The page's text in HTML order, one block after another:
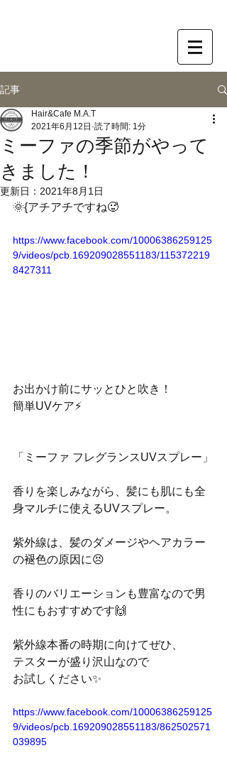
記事
ミーファの季節がやって
きました！
Hair&Cafe M.A.T
2021年6月12日 読了時間: 1分
更新日： 2021年8月1日
🌞﻿{アチアチですね🥵
https://www.facebook.com/10006386259125
9/videos/pcb.169209028551183/115372219
8427311
お出かけ前にサッとひと吹き！
簡単UVケア⚡️
「ミーファ フレグランスUVスプレー」﻿
香りを楽しみながら、髪にも肌にも全
身マルチに使えるUVスプレー。 ﻿
紫外線は、髪のダメージやヘアカラー
の褪色の原因に😣﻿
香りのバリエーションも豊富なので男
性にもおすすめです🙌﻿
紫外線本番の時期に向けてぜひ、
テスターが盛り沢山なので
お試しください✨
https://www.facebook.com/10006386259125
9/videos/pcb.169209028551183/862502571
039895